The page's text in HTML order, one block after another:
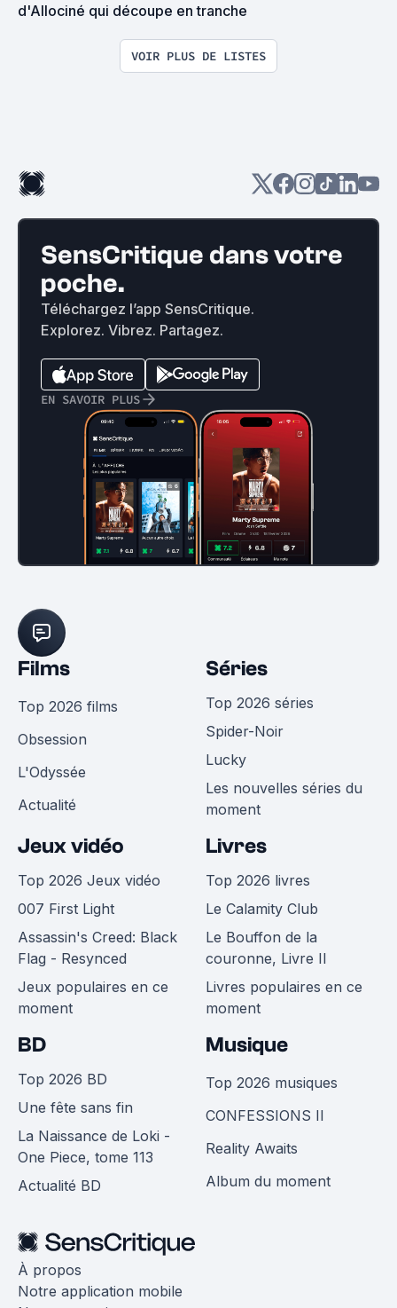
d'Allociné qui découpe en tranche
VOIR PLUS DE LISTES
SensCritique dans votre
poche.
Téléchargez l’app SensCritique.
Explorez. Vibrez. Partagez.
EN SAVOIR PLUS
Films
Top 2026 films
Obsession
L'Odyssée
Actualité
Séries
Top 2026 séries
Spider-Noir
Lucky
Les nouvelles séries du
moment
Jeux vidéo
Top 2026 Jeux vidéo
007 First Light
Assassin's Creed: Black
Flag - Resynced
Jeux populaires en ce
moment
Livres
Top 2026 livres
Le Calamity Club
Le Bouffon de la
couronne, Livre II
Livres populaires en ce
moment
BD
Top 2026 BD
Une fête sans fin
La Naissance de Loki -
One Piece, tome 113
Actualité BD
Musique
Top 2026 musiques
CONFESSIONS II
Reality Awaits
Album du moment
À propos
Notre application mobile